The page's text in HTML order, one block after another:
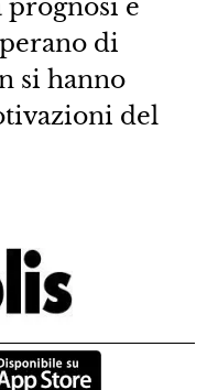
prognosi è
di
si hanno
del